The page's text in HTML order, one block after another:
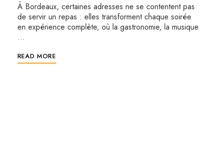
À Bordeaux, certaines adresses ne se contentent pas
de servir un repas : elles transforment chaque soirée
en expérience complète, où la gastronomie, la musique
…
READ MORE